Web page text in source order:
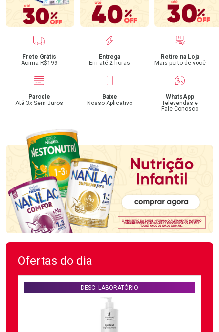
Benefícios
Frete Grátis
Acima R$199
Entrega
Em até 2 horas
Retire na Loja
Mais perto de você
Parcele
Até 3x Sem Juros
Baixe
Nosso Aplicativo
WhatsApp
Televendas e
Fale Conosco
Ofertas do dia
DESC. LABORATÓRIO